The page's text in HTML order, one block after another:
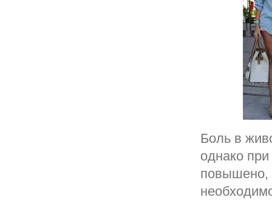
Боль в
однако
повышено,